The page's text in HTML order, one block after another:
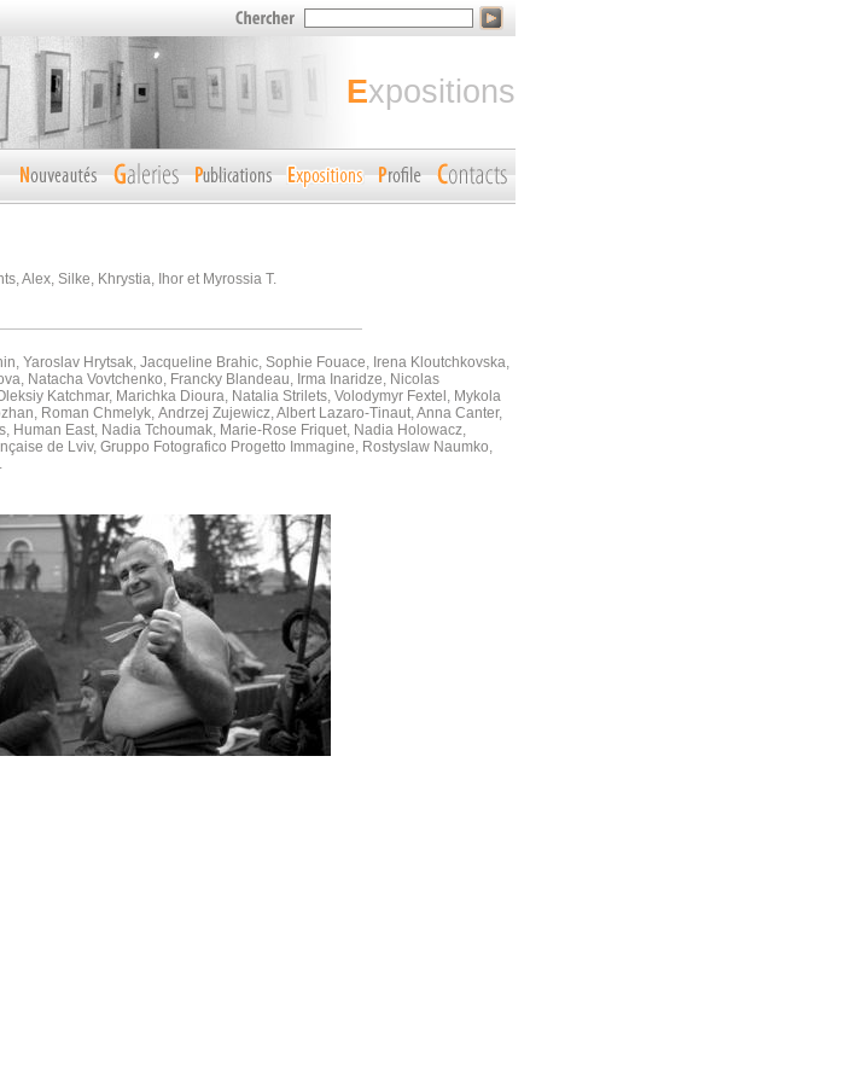
expositions
Alex, Silke, Khrystia, Ihor et Myrossia T.
Yaroslav Hrytsak, Jacqueline Brahic, Sophie Fouace, Irena Kloutchkovska,
Natacha Vovtchenko, Francky Blandeau, Irma Inaridze, Nicolas
Katchmar, Marichka Dioura, Natalia Strilets, Volodymyr Fextel, Mykola
Roman Chmelyk, Andrzej Zujewicz, Albert Lazaro-Tinaut, Anna Canter,
Human East, Nadia Tchoumak, Marie-Rose Friquet, Nadia Holowacz,
de Lviv, Gruppo Fotografico Progetto Immagine, Rostyslaw Naumko,